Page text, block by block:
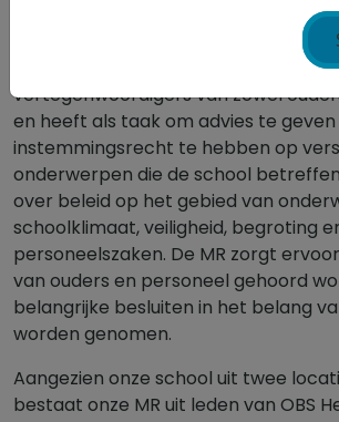
Een Medezeggenschapsraad (MR)
onderwijs speelt een belangrijke rol
besluitvorming binnen de school. De
vertegenwoordigers van zowel
en heeft als taak om advies te geven
instemmingsrecht te hebben op
onderwerpen die de school
over beleid op het gebied van
schoolklimaat, veiligheid, begroting
personeelszaken. De MR zorgt
van ouders en personeel gehoord
belangrijke besluiten in het belang
worden genomen.
Aangezien onze school uit twee
bestaat onze MR uit leden van OBS